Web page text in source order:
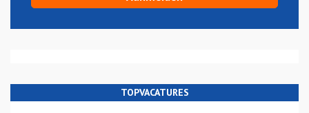
TOPVACATURES